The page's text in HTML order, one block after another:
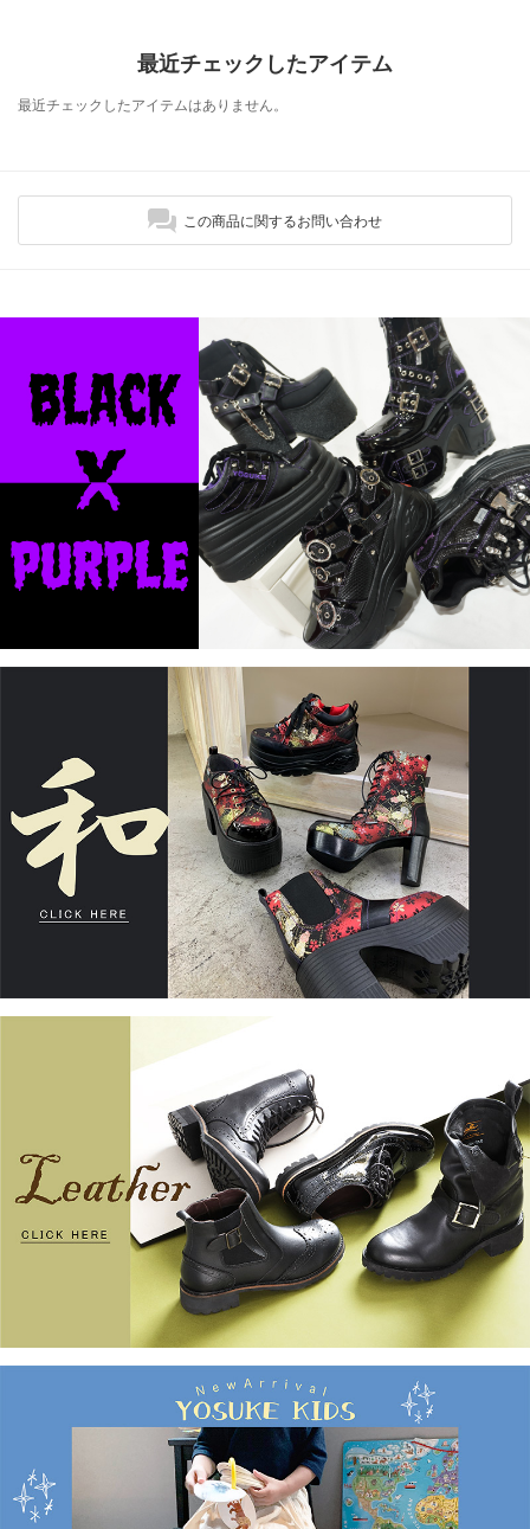
最近チェックしたアイテム
最近チェックしたアイテムはありません。
この商品に関するお問い合わせ